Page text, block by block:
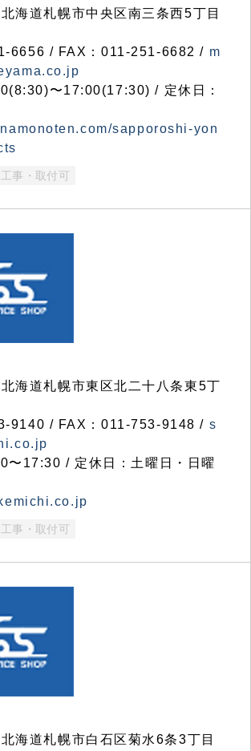
道札幌市中央区南三条西5丁目
6656 / FAX：011-251-6682 / m
〜17:00(17:30) / 定休日：
sapporoshi-yon
工事・取付可
海道札幌市東区北二十八条東5丁
9140 / FAX：011-753-9148 / s
〜17:30 / 定休日：土曜日・日曜
工事・取付可
海道札幌市白石区菊水6条3丁目